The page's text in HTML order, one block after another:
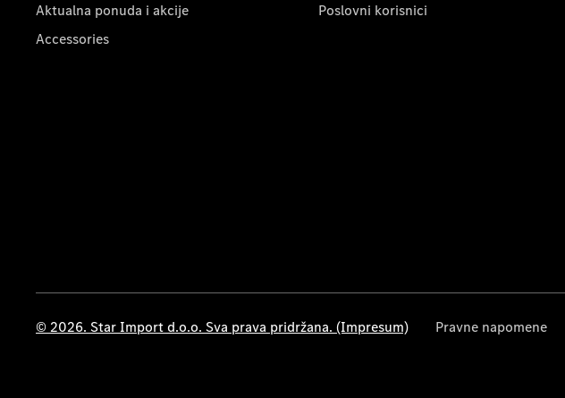
Aktualna ponuda i akcije
Accessories
Poslovni korisnici
© 2026. Star Import d.o.o. Sva prava pridržana. (Impresum) Pravne napomene